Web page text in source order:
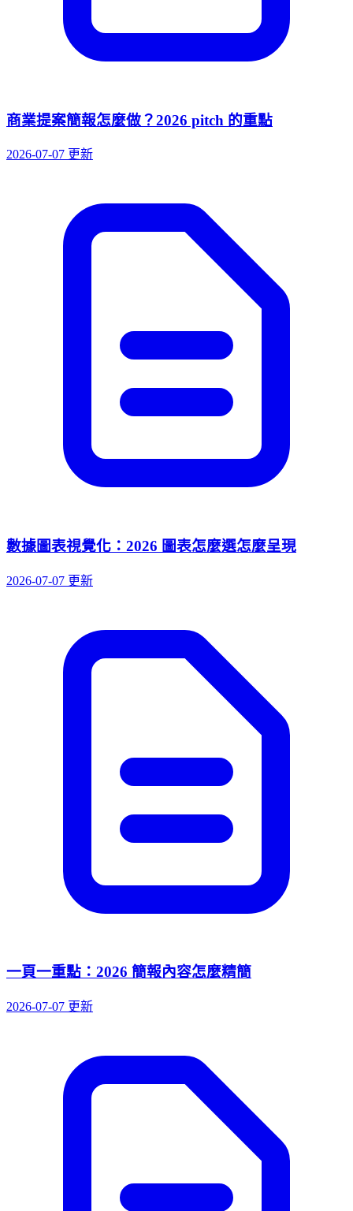
商業提案簡報怎麼做？2026 pitch 的重點
2026-07-07 更新
數據圖表視覺化：2026 圖表怎麼選怎麼呈現
2026-07-07 更新
一頁一重點：2026 簡報內容怎麼精簡
2026-07-07 更新